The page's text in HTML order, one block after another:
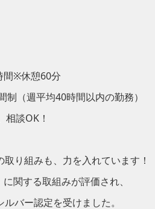
間※休憩60分
（週平均40時間以内の勤務）
談OK！
り組みも、力を入れています！
関する取組みが評価され、
ルバー認定を受けました。